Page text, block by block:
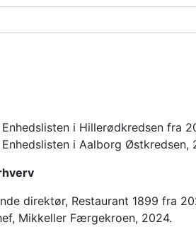
i Hillerødkredsen fra
i Aalborg Østkredsen,
direktør, Restaurant 1899 fra
Mikkeller Færgekroen, 2024.